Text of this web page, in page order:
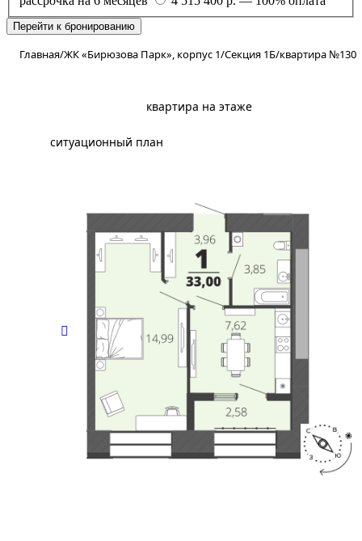
Перейти к бронированию
Главная/ЖК «Бирюзова Парк», корпус 1/Секция 1Б/квартира №130
квартира на этаже
ситуационный план